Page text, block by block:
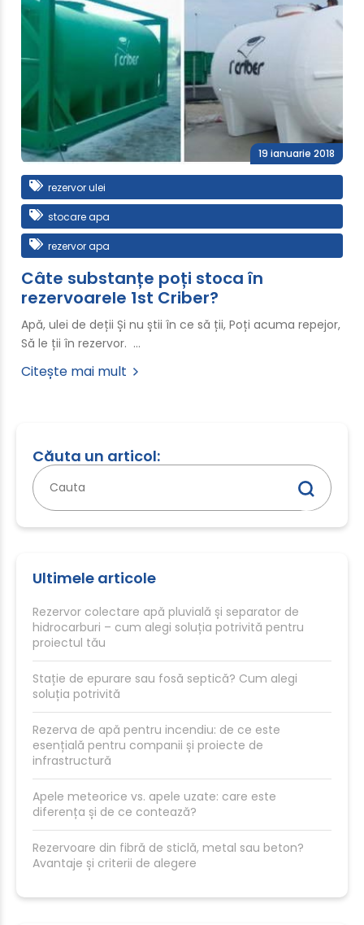
Căuta un articol:
Caută
după:
Ultimele articole
Rezervor colectare apă pluvială și separator de
hidrocarburi – cum alegi soluția potrivită pentru
proiectul tău
Stație de epurare sau fosă septică? Cum alegi
soluția potrivită
Rezerva de apă pentru incendiu: de ce este
esențială pentru companii și proiecte de
infrastructură
Apele meteorice vs. apele uzate: care este
diferența și de ce contează?
Rezervoare din fibră de sticlă, metal sau beton?
Avantaje și criterii de alegere
19 ianuarie 2018
rezervor ulei
stocare apa
rezervor apa
Câte substanțe poți stoca în
rezervoarele 1st Criber?
Apă, ulei de deții Și nu știi în ce să ții, Poți acuma repejor,
Să le ții în rezervor. …
Citește mai mult